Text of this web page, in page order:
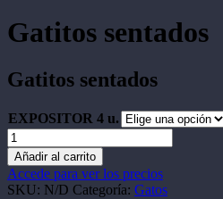
Gatitos sentados
Gatitos sentados
EXPOSITOR 4 u.
Gatitos
sentados
cantidad
Añadir al carrito
Accede para ver los precios
SKU: N/D Categoría: Gatos